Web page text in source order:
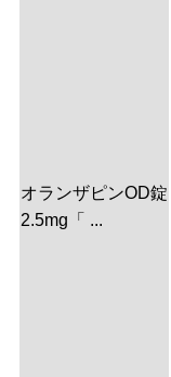
オランザピンOD錠
2.5mg「 ...